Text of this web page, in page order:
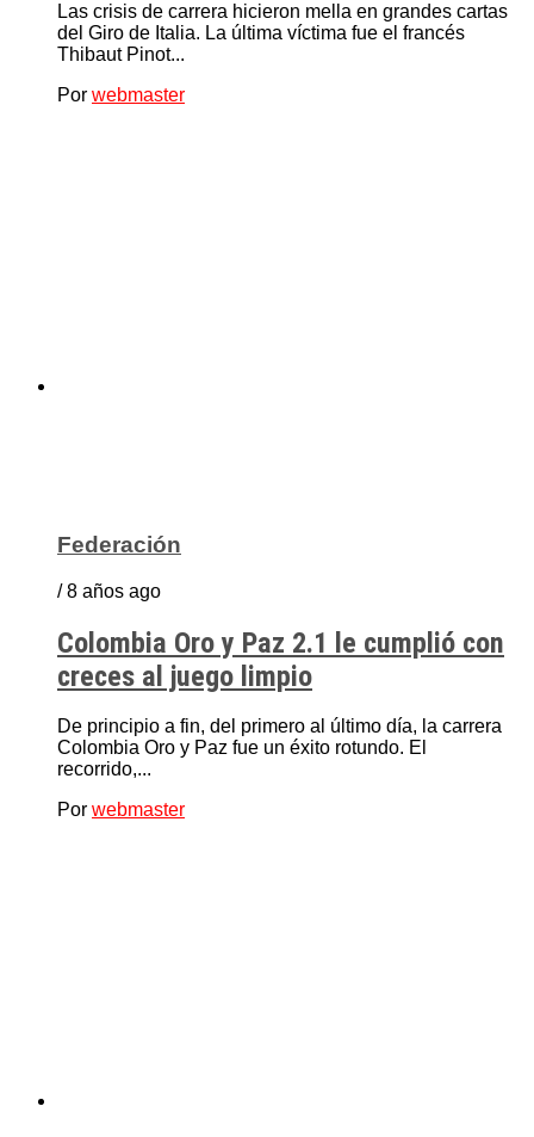
Las crisis de carrera hicieron mella en grandes cartas
del Giro de Italia. La última víctima fue el francés
Thibaut Pinot...
Por webmaster
Federación
/ 8 años ago
Colombia Oro y Paz 2.1 le cumplió con
creces al juego limpio
De principio a fin, del primero al último día, la carrera
Colombia Oro y Paz fue un éxito rotundo. El
recorrido,...
Por webmaster